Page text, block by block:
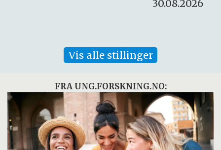
Vis alle stillinger
FRA UNG.FORSKNING.NO: